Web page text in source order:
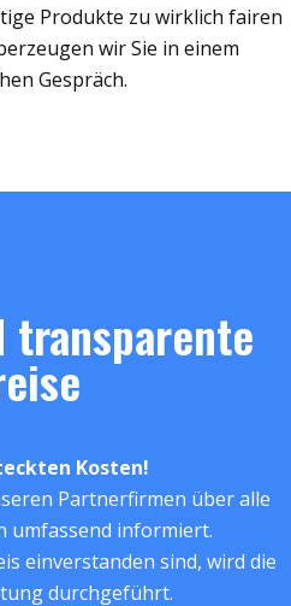
Produkte zu wirklich fairen
wir Sie in einem
Gespräch.
transparente
Kosten!
Partnerfirmen über alle
umfassend informiert.
einverstanden sind, wird die
durchgeführt.